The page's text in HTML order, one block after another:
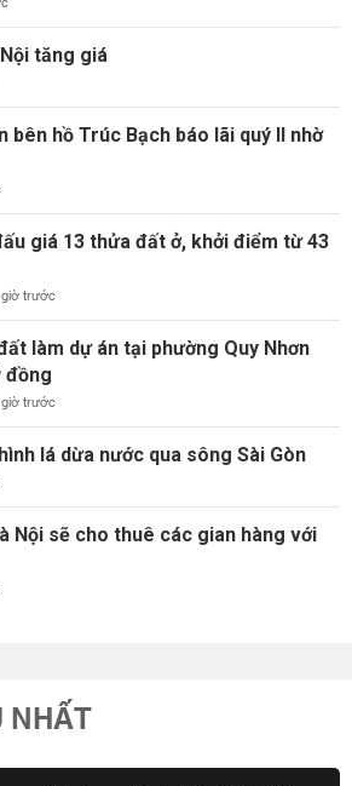
tăng giá
bên hồ Trúc Bạch báo lãi quý II nhờ
giá 13 thửa đất ở, khởi điểm từ 43
trước
làm dự án tại phường Quy Nhơn
đồng
trước
lá dừa nước qua sông Sài Gòn
Nội sẽ cho thuê các gian hàng với